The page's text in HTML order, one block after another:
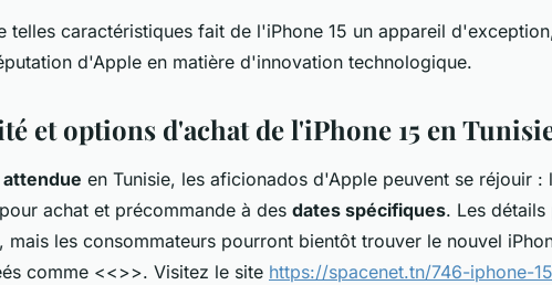
telles caractéristiques fait de l'iPhone 15 un appareil
d'Apple en matière d'innovation technologique.
et options d'achat de l'iPhone 15 en
en Tunisie, les aficionados d'Apple peuvent se réjouir :
achat et précommande à des dates spécifiques. Les détails
mais les consommateurs pourront bientôt trouver le nouvel
comme <<>>. Visitez le site https://spacenet.tn/746-iphone-15